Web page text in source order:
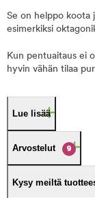
Se on helppo koota
esimerkiksi
Kun pentuaitaus ei
hyvin vähän tilaa
Lue lisää
Arvostelut 9
Kysy meiltä